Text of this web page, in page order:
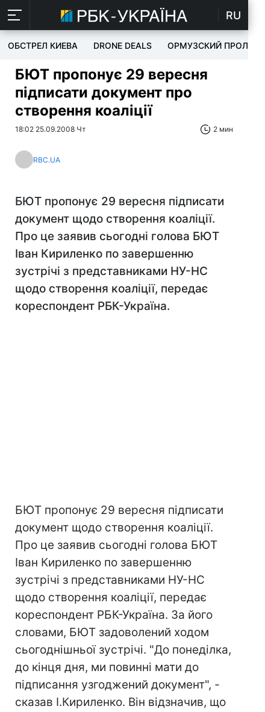
RU
ОБСТРЕЛ КИЕВА DRONE DEALS ОРМУЗСКИЙ ПРОЛИВ
БЮТ пропонує 29 вересня
підписати документ про
створення коаліції
18:02 25.09.2008 Чт 2 мин
RBC.UA
БЮТ пропонує 29 вересня підписати
документ щодо створення коаліції.
Про це заявив сьогодні голова БЮТ
Іван Кириленко по завершенню
зустрічі з представниками НУ-НС
щодо створення коаліції, передає
кореспондент РБК-Україна.
БЮТ пропонує 29 вересня підписати
документ щодо створення коаліції.
Про це заявив сьогодні голова БЮТ
Іван Кириленко по завершенню
зустрічі з представниками НУ-НС
щодо створення коаліції, передає
кореспондент РБК-Україна. За його
словами, БЮТ задоволений ходом
сьогоднішньої зустрічі. "До понеділка,
до кінця дня, ми повинні мати до
підписання узгоджений документ", -
сказав І.Кириленко. Він відзначив, що